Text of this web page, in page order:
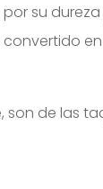
su dureza
de las